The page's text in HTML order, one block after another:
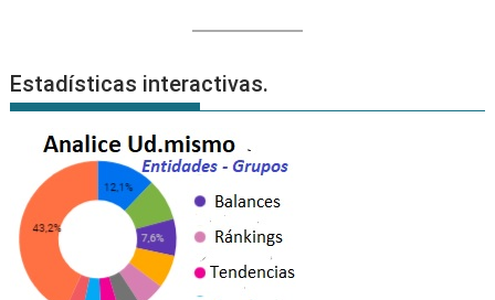
Estadísticas interactivas.